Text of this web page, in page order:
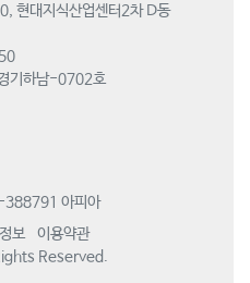
현대지식산업센터2차 D동
기하남-0702호
388791 아피아
보
이용약관
Reserved.